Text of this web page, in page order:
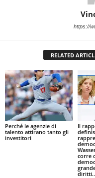
https://
RELATED
Perché le agenzie di
talento attirano tanto gli
investitori
Il
corre